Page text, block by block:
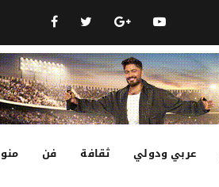
عربي ودولي ثقافة فن